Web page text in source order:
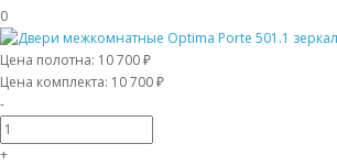
0
Цена полотна: 10 700 ₽
Цена комплекта: 10 700 ₽
-
+